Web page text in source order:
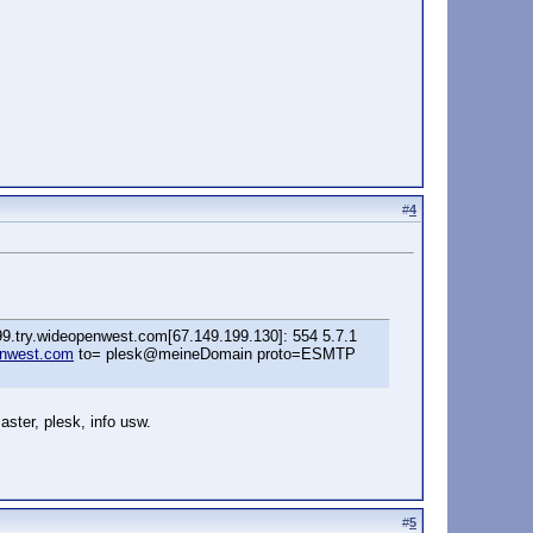
#4
554 5.7.1
to= plesk@meineDomain proto=ESMTP
plesk, info usw.
#5